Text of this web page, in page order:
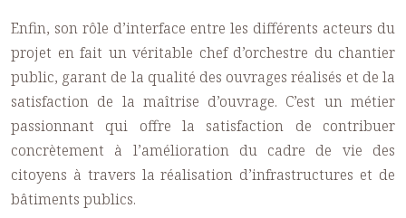
Enfin, son rôle d’interface entre les différents acteurs du
projet en fait un véritable chef d’orchestre du chantier
public, garant de la qualité des ouvrages réalisés et de la
satisfaction de la maîtrise d’ouvrage. C’est un métier
passionnant qui offre la satisfaction de contribuer
concrètement à l’amélioration du cadre de vie des
citoyens à travers la réalisation d’infrastructures et de
bâtiments publics.